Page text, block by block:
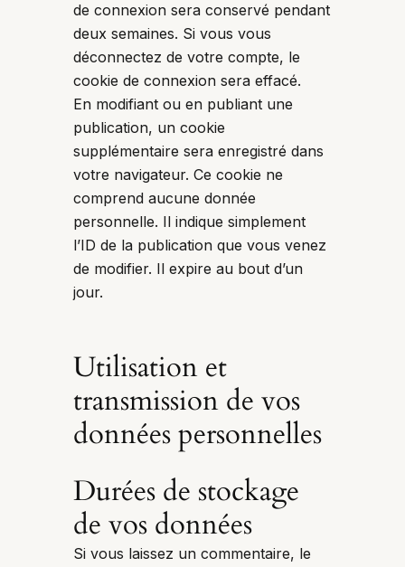
de connexion sera conservé pendant
deux semaines. Si vous vous
déconnectez de votre compte, le
cookie de connexion sera effacé.
En modifiant ou en publiant une
publication, un cookie
supplémentaire sera enregistré dans
votre navigateur. Ce cookie ne
comprend aucune donnée
personnelle. Il indique simplement
l’ID de la publication que vous venez
de modifier. Il expire au bout d’un
jour.
Utilisation et
transmission de vos
données personnelles
Durées de stockage
de vos données
Si vous laissez un commentaire, le